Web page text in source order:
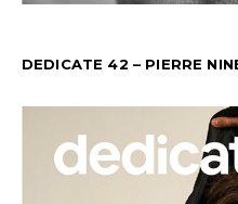
DEDICATE 42 – PIERRE